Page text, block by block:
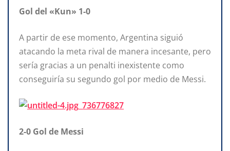
Gol del «Kun» 1-0
A partir de ese momento, Argentina siguió
atacando la meta rival de manera incesante, pero
sería gracias a un penalti inexistente como
conseguiría su segundo gol por medio de Messi.
2-0 Gol de Messi